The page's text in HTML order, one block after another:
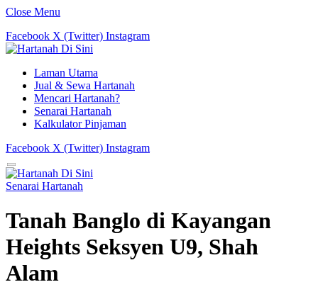
Close Menu
Facebook X (Twitter) Instagram
Laman Utama
Jual & Sewa Hartanah
Mencari Hartanah?
Senarai Hartanah
Kalkulator Pinjaman
Facebook X (Twitter) Instagram
Senarai Hartanah
Tanah Banglo di Kayangan
Heights Seksyen U9, Shah
Alam